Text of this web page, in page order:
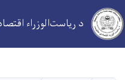
د ریاست‌الوزراء